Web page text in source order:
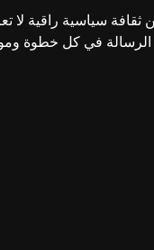
ثقافة سياسية راقية لا
الرسالة في كل خطوة